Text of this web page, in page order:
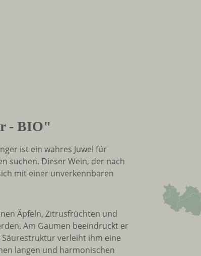
- BIO"
ist ein wahres Juwel für
suchen. Dieser Wein, der nach
mit einer unverkennbaren
Äpfeln, Zitrusfrüchten und
Am Gaumen beeindruckt er
Säurestruktur verleiht ihm eine
langen und harmonischen